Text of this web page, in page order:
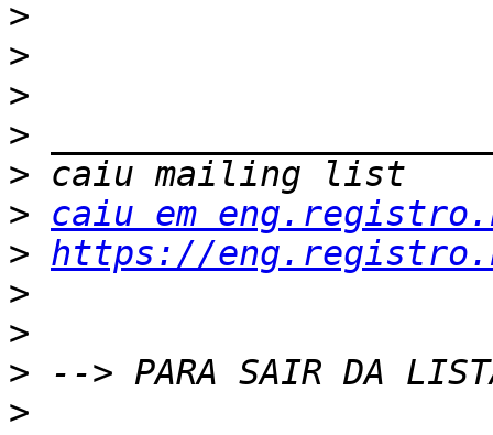
>
>
>
>
>
>
caiu em
> https://
>
>
>
>